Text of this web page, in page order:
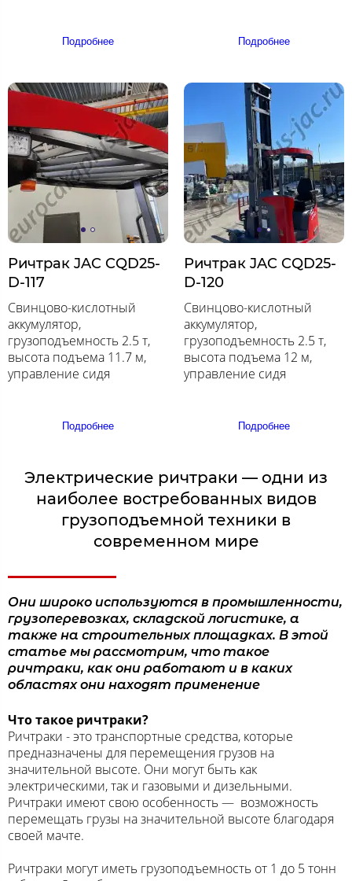
Подробнее Подробнее
Ричтрак JAC CQD25-
D-117
Свинцово-кислотный
аккумулятор,
грузоподъемность 2.5 т,
высота подъема 11.7 м,
управление сидя
Подробнее
Ричтрак JAC CQD25-
D-120
Свинцово-кислотный
аккумулятор,
грузоподъемность 2.5 т,
высота подъема 12 м,
управление сидя
Подробнее
Электрические ричтраки — одни из
наиболее востребованных видов
грузоподъемной техники в
современном мире
Они широко используются в промышленности,
грузоперевозках, складской логистике, а
также на строительных площадках. В этой
статье мы рассмотрим, что такое
ричтраки, как они работают и в каких
областях они находят применение
Что такое ричтраки?
Ричтраки - это транспортные средства, которые
предназначены для перемещения грузов на
значительной высоте. Они могут быть как
электрическими, так и газовыми и дизельными.
Ричтраки имеют свою особенность — возможность
перемещать грузы на значительной высоте благодаря
своей мачте.
Ричтраки могут иметь грузоподъемность от 1 до 5 тонн